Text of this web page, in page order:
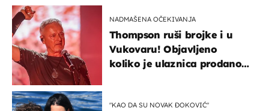
NADMAŠENA OČEKIVANJA
Thompson ruši brojke i u
Vukovaru! Objavljeno
koliko je ulaznica prodano
"KAO DA SU NOVAK ĐOKOVIĆ"